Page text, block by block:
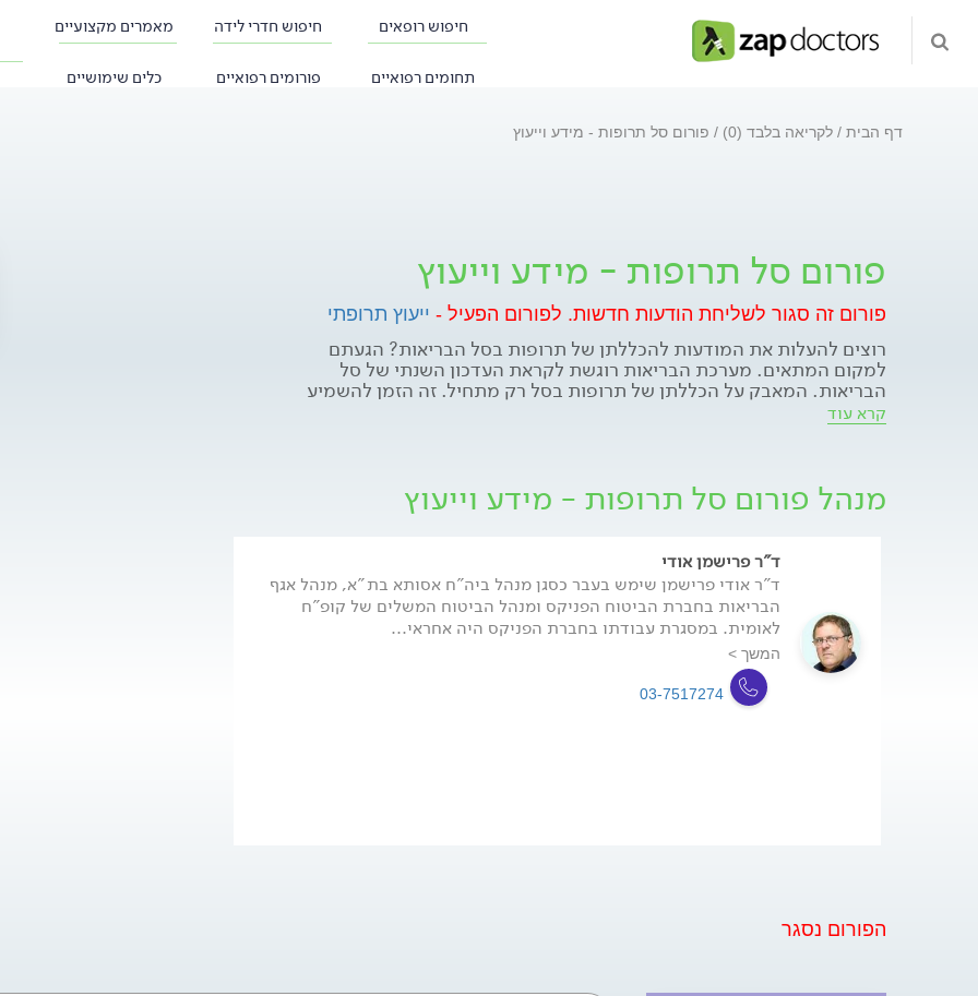
חיפוש רופאים חיפוש חדרי לידה מאמרים מקצועיים
תחומים רפואיים פורומים רפואיים כלים שימושיים
דף הבית לקריאה בלבד (0) פורום סל תרופות - מידע וייעוץ
פורום סל תרופות - מידע וייעוץ
פורום זה סגור לשליחת הודעות חדשות. לפורום הפעיל - ייעוץ תרופתי
רוצים להעלות את המודעות להכללתן של תרופות בסל הבריאות? הגעתם
למקום המתאים. מערכת הבריאות רוגשת לקראת העדכון השנתי של סל
הבריאות. המאבק על הכללתן של תרופות בסל רק מתחיל. זה הזמן להשמיע
את קולכם ולנסות להשפיע.
קרא עוד
מנהל פורום סל תרופות - מידע וייעוץ
ד"ר פרישמן אודי
ד"ר אודי פרישמן שימש בעבר כסגן מנהל ביה"ח אסותא בת"א, מנהל אגף
הבריאות בחברת הביטוח הפניקס ומנהל הביטוח המשלים של קופ"ח
לאומית. במסגרת עבודתו בחברת הפניקס היה אחראי...
המשך >
03-7517274
הפורום נסגר